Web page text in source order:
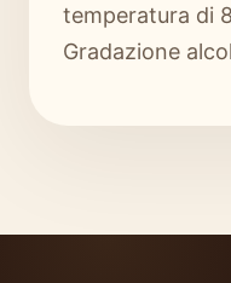
temperatura di
Gradazione